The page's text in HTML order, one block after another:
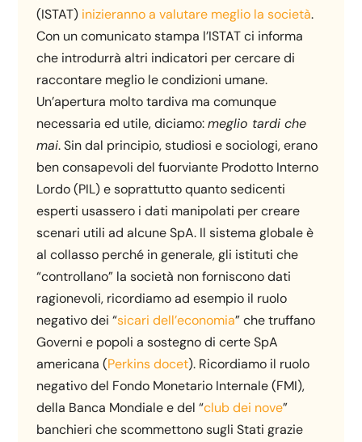
(ISTAT) inizieranno a valutare meglio la società.
Con un comunicato stampa l’ISTAT ci informa
che introdurrà altri indicatori per cercare di
raccontare meglio le condizioni umane.
Un’apertura molto tardiva ma comunque
necessaria ed utile, diciamo:meglio tardi che
mai. Sin dal principio, studiosi e sociologi, erano
ben consapevoli del fuorviante Prodotto Interno
Lordo (PIL) e soprattutto quanto sedicenti
esperti usassero i dati manipolati per creare
scenari utili ad alcune SpA. Il sistema globale è
al collasso perché in generale, gli istituti che
“controllano” la società non forniscono dati
ragionevoli, ricordiamo ad esempio il ruolo
negativo dei “sicari dell’economia” che truffano
Governi e popoli a sostegno di certe SpA
americana (Perkins docet). Ricordiamo il ruolo
negativo del Fondo Monetario Internale (FMI),
della Banca Mondiale e del “club dei nove”
banchieri che scommettono sugli Stati grazie